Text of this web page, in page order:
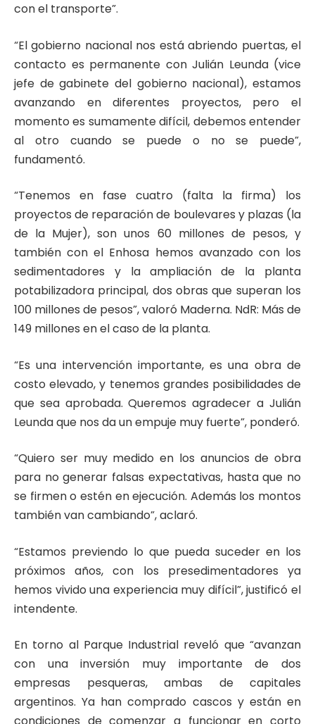
con el transporte”.
“El gobierno nacional nos está abriendo puertas, el
contacto es permanente con Julián Leunda (vice
jefe de gabinete del gobierno nacional), estamos
avanzando en diferentes proyectos, pero el
momento es sumamente difícil, debemos entender
al otro cuando se puede o no se puede”,
fundamentó.
“Tenemos en fase cuatro (falta la firma) los
proyectos de reparación de boulevares y plazas (la
de la Mujer), son unos 60 millones de pesos, y
también con el Enhosa hemos avanzado con los
sedimentadores y la ampliación de la planta
potabilizadora principal, dos obras que superan los
100 millones de pesos”, valoró Maderna. NdR: Más de
149 millones en el caso de la planta.
“Es una intervención importante, es una obra de
costo elevado, y tenemos grandes posibilidades de
que sea aprobada. Queremos agradecer a Julián
Leunda que nos da un empuje muy fuerte”, ponderó.
“Quiero ser muy medido en los anuncios de obra
para no generar falsas expectativas, hasta que no
se firmen o estén en ejecución. Además los montos
también van cambiando”, aclaró.
“Estamos previendo lo que pueda suceder en los
próximos años, con los presedimentadores ya
hemos vivido una experiencia muy difícil”, justificó el
intendente.
En torno al Parque Industrial reveló que “avanzan
con una inversión muy importante de dos
empresas pesqueras, ambas de capitales
argentinos. Ya han comprado cascos y están en